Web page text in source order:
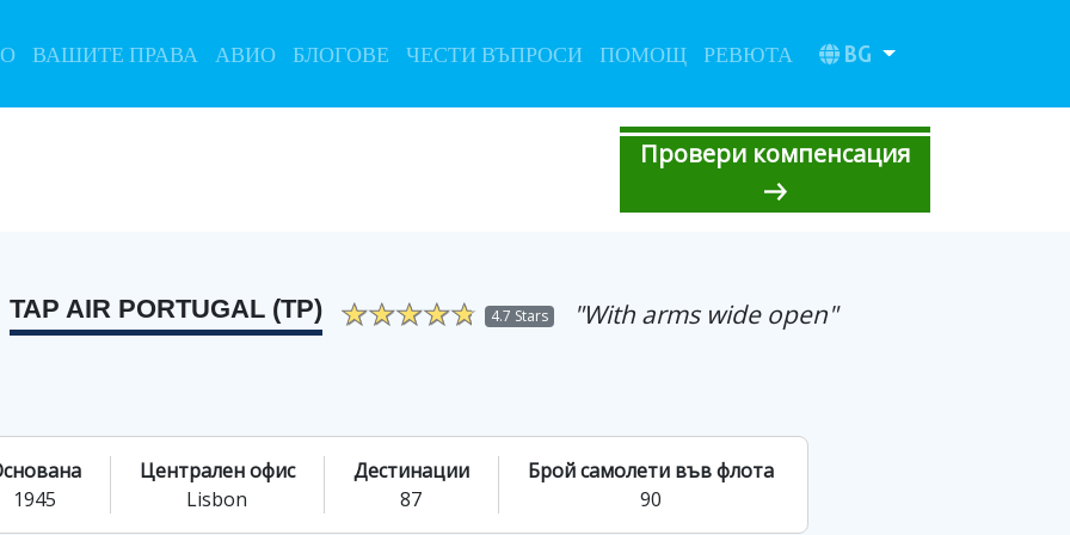
ВАШИТЕ ПРАВА АВИО БЛОГОВЕ ЧЕСТИ ВЪПРОСИ ПОМОЩ РЕВЮТА BG
Провери компенсация
TAP AIR PORTUGAL (TP) 4.7 Stars "With arms wide open"
1945
Централен офис
Lisbon
Дестинации
87
Брой самолети във флота
90